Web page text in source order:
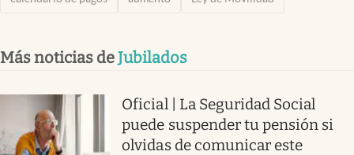
Más noticias deJubilados
Oficial | La Seguridad Social
puede suspender tu pensión si
olvidas de comunicar este